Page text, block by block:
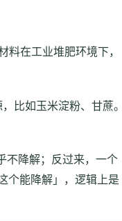
在工业堆肥环境下，
比如玉米淀粉、甘蔗
不降解；反过来，一个
个能降解」，逻辑上是